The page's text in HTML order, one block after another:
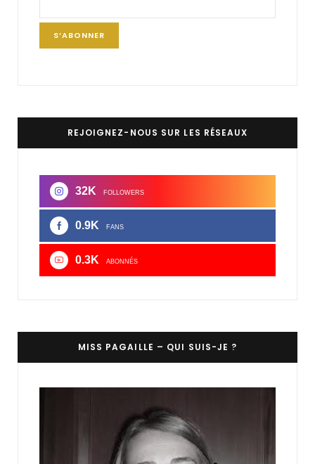
REJOIGNEZ-NOUS SUR LES RÉSEAUX
32K FOLLOWERS
0.9K FANS
0.3K ABONNÉS
MISS PAGAILLE – QUI SUIS-JE ?